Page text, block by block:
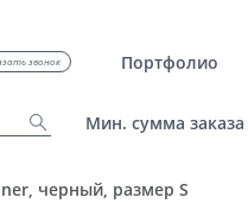
звонок Портфолио
Мин. сумма
черный, размер S